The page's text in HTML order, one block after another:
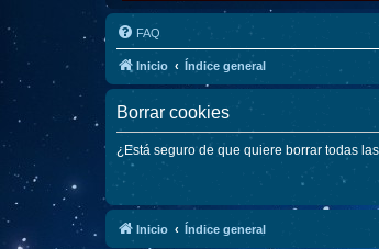
FAQ
Inicio Índice general
Borrar cookies
¿Está seguro de que quiere borrar todas
Inicio Índice general